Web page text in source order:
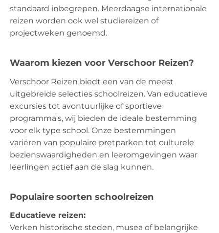
standaard inbegrepen. Meerdaagse internationale
reizen worden ook wel studiereizen of
projectweken genoemd.
Waarom kiezen voor Verschoor Reizen?
Verschoor Reizen biedt een van de meest
uitgebreide selecties schoolreizen. Van educatieve
excursies tot avontuurlijke of sportieve
programma's, wij bieden de ideale bestemming
voor elk type school. Onze bestemmingen
variëren van populaire pretparken tot culturele
bezienswaardigheden en leeromgevingen waar
leerlingen actief aan de slag kunnen.
Populaire soorten schoolreizen
Educatieve reizen:
Verken historische steden, musea of ​​belangrijke